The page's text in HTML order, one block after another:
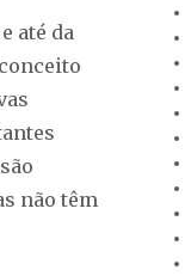
até da
não têm